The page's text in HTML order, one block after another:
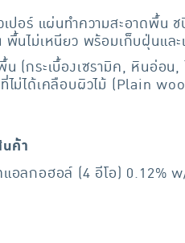
เปอร์ แผ่นทำความสะอาดพื้น
พื้นไม่เหนียว พร้อมเก็บฝุ่นแล
น (กระเบื้องเซรามิค, หินอ่อน
ที่ไม่ได้เคลือบผิวไม้ (Plain
ค้า
แอลกอฮอล์ (4 อีโอ) 0.12%